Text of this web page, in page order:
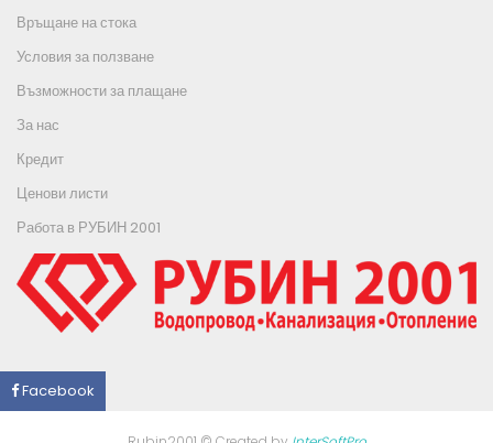
Връщане на стока
Условия за ползване
Възможности за плащане
За нас
Кредит
Ценови листи
Работа в РУБИН 2001
Facebook